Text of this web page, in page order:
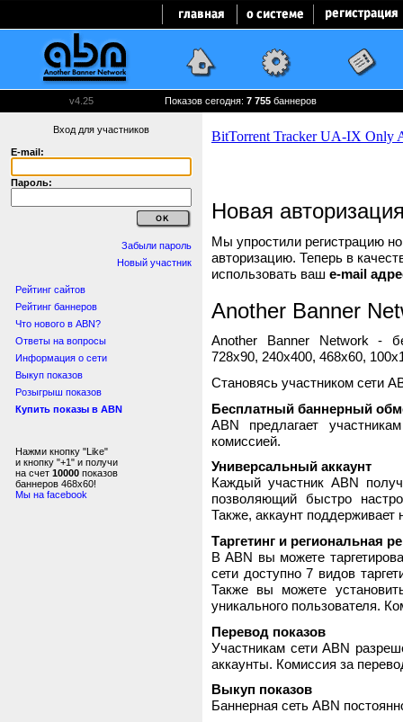
v4.25 Показов сегодня: 7 755 баннеров
Вход для участников
E-mail:
Пароль:
Забыли пароль
Новый участник
Рейтинг сайтов
Рейтинг баннеров
Что нового в ABN?
Ответы на вопросы
Информация о сети
Выкуп показов
Розыгрыш показов
Купить показы в ABN
Нажми кнопку "Like"
и кнопку "+1" и получи
на счет 10000 показов
баннеров 468x60!
Мы на facebook
Новая
Мы упростили регистрацию
авторизацию. Теперь в
использовать ваш e-mail
Another Banner
Another Banner Network -
728x90, 240x400, 468x60,
Становясь участником сети
Бесплатный баннерный
ABN предлагает
комиссией.
Универсальный аккаунт
Каждый участник ABN
позволяющий быстро
Также, аккаунт поддерживает
Таргетинг и региональная
В ABN вы можете
сети доступно 7 видов
Также вы можете
уникального пользователя.
Перевод показов
Участникам сети ABN
аккаунты. Комиссия за
Выкуп показов
Баннерная сеть ABN